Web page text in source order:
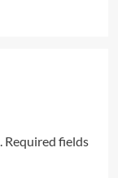
Required fields